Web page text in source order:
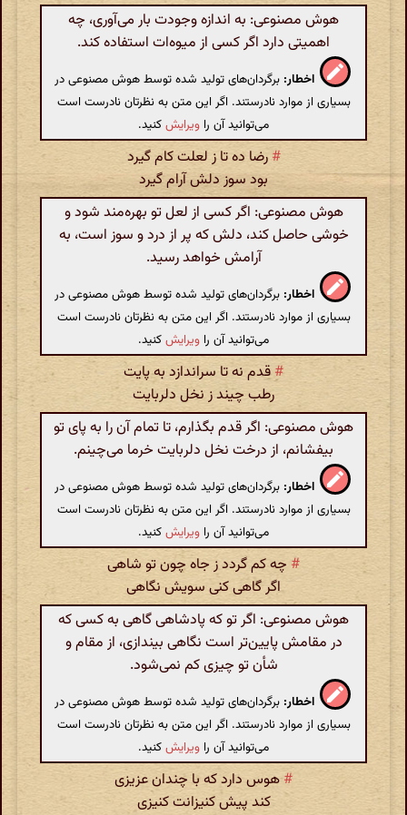
هوش مصنوعی: به اندازه وجودت بار می‌آوری، چه
اهمیتی دارد اگر کسی از میوه‌ات استفاده کند.
اخطار: برگردان‌های تولید شده توسط هوش مصنوعی در
بسیاری از موارد نادرستند. اگر این متن به نظرتان نادرست است
می‌توانید آن را ویرایشکنید.
# رضا ده تا ز لعلت کام گیرد
بود سوز دلش آرام گیرد
هوش مصنوعی: اگر کسی از لعل تو بهره‌مند شود و
خوشی حاصل کند، دلش که پر از درد و سوز است، به
آرامش خواهد رسید.
اخطار: برگردان‌های تولید شده توسط هوش مصنوعی در
بسیاری از موارد نادرستند. اگر این متن به نظرتان نادرست است
می‌توانید آن را ویرایشکنید.
#قدم نه تا سراندازد به پایت
رطب چیند ز نخل دلربایت
هوش مصنوعی: اگر قدم بگذارم، تا تمام آن را به پای تو
بیفشانم، از درخت نخل دلربایت خرما می‌چینم.
اخطار: برگردان‌های تولید شده توسط هوش مصنوعی در
بسیاری از موارد نادرستند. اگر این متن به نظرتان نادرست است
می‌توانید آن را ویرایشکنید.
# چه کم گردد ز جاه چون تو شاهی
اگر گاهی کنی سویش نگاهی
هوش مصنوعی: اگر تو که پادشاهی گاهی به کسی که
در مقامش پایین‌تر است نگاهی بیندازی، از مقام و
شأن تو چیزی کم نمی‌شود.
اخطار: برگردان‌های تولید شده توسط هوش مصنوعی در
بسیاری از موارد نادرستند. اگر این متن به نظرتان نادرست است
می‌توانید آن را ویرایشکنید.
#هوس دارد که با چندان عزیزی
کند پیش کنیزانت کنیزی